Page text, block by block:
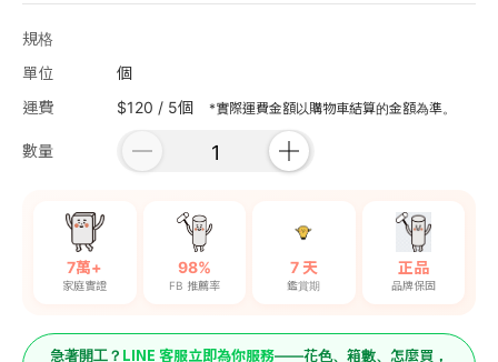
規格
單位
個
運費
$120 / 5個 *實際運費金額以購物車結算的金額為準。
數量
7萬+
家庭實證
98%
FB 推薦率
7 天
鑑賞期
正品
品牌保固
急著開工？ LINE 客服立即為你服務——花色、箱數、怎麼買，